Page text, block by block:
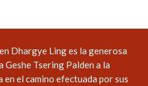
Dhargye Ling es la generosa
Geshe Tsering Palden a la
en el camino efectuada por sus